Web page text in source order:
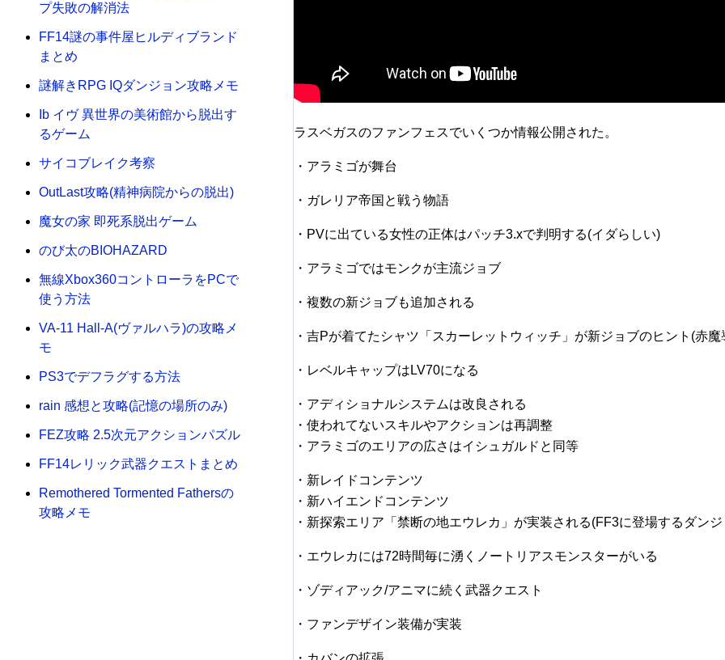
プ失敗の解消法
FF14謎の事件屋ヒルディブランド
まとめ
謎解きRPG IQダンジョン攻略メモ
Ib イヴ 異世界の美術館から脱出す
るゲーム
サイコブレイク考察
OutLast攻略(精神病院からの脱出)
魔女の家 即死系脱出ゲーム
のび太のBIOHAZARD
無線Xbox360コントローラをPCで
使う方法
VA-11 Hall-A(ヴァルハラ)の攻略メ
モ
PS3でデフラグする方法
rain 感想と攻略(記憶の場所のみ)
FEZ攻略 2.5次元アクションパズル
FF14レリック武器クエストまとめ
Remothered Tormented Fathersの
攻略メモ
ラスベガスのファンフェスでいくつか情報公開された。
・アラミゴが舞台
・ガレリア帝国と戦う物語
・PVに出ている女性の正体はパッチ3.xで判明する(イダらしい)
・アラミゴではモンクが主流ジョブ
・複数の新ジョブも追加される
・吉Pが着てたシャツ「スカーレットウィッチ」が新ジョブのヒント(赤
・レベルキャップはLV70になる
・アディショナルシステムは改良される
・使われてないスキルやアクションは再調整
・アラミゴのエリアの広さはイシュガルドと同等
・新レイドコンテンツ
・新ハイエンドコンテンツ
・新探索エリア「禁断の地エウレカ」が実装される(FF3に登場するダン
・エウレカには72時間毎に湧くノートリアスモンスターがいる
・ゾディアック/アニマに続く武器クエスト
・ファンデザイン装備が実装